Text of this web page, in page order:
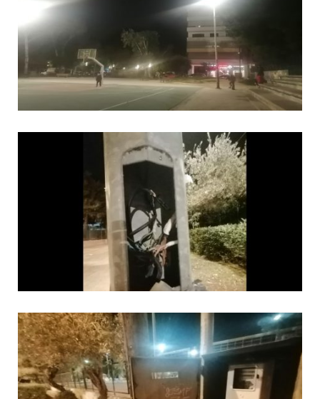
Φωτιά σε επιχείρηση στον
Ασπρόπυργο – Ήχησε το 112
09.07.2026 | 09:19
ανθρωποκτονίας στους δύο
αστυνομικούς
08.07.2026 | 22:30
Ομαδικός βιασμός 19χρονης στο
Α.Τ. Ομονοίας: Ο Εισαγγελέας
πρότεινε την αθώωση των
αστυνομικών
08.07.2026 | 16:24
Ο δήμαρχος Μάνδρας δώρισε όλους
τους μισθούς του 2025 στο Θριάσιο
για μηχάνημα καρδιολογικών
επεμβάσεων
08.07.2026 | 15:02